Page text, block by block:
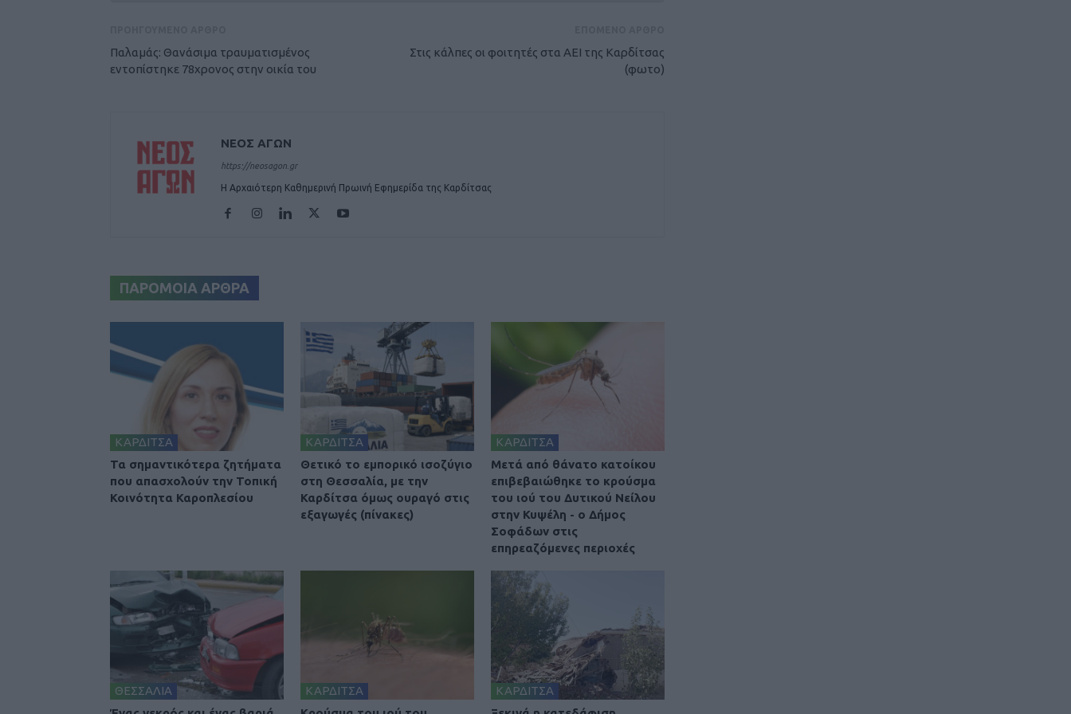
Παλαμάς: Θανάσιμα τραυματισμένος
εντοπίστηκε 78χρονος στην οικία του
Στις κάλπες οι φοιτητές στα ΑΕΙ της Καρδίτσας
(φωτο)
ΝΕΟΣ ΑΓΩΝ
https://neosagon.gr
Η Αρχαιότερη Καθημερινή Πρωινή Εφημερίδα της Καρδίτσας
ΠΑΡΟΜΟΙΑ ΑΡΘΡΑ
ΚΑΡΔΙΤΣΑ
Τα σημαντικότερα ζητήματα
που απασχολούν την Τοπική
Κοινότητα Καροπλεσίου
ΚΑΡΔΙΤΣΑ
Θετικό το εμπορικό ισοζύγιο
στη Θεσσαλία, με την
Καρδίτσα όμως ουραγό στις
εξαγωγές (πίνακες)
ΚΑΡΔΙΤΣΑ
Μετά από θάνατο κατοίκου
επιβεβαιώθηκε το κρούσμα
του ιού του Δυτικού Νείλου
στην Κυψέλη - ο Δήμος
Σοφάδων στις
επηρεαζόμενες περιοχές
ΘΕΣΣΑΛΙΑ
ΚΑΡΔΙΤΣΑ
ΚΑΡΔΙΤΣΑ